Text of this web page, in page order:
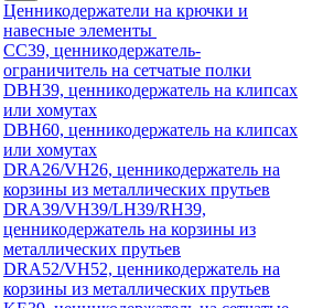
Ценникодержатели на крючки и
навесные элементы
CC39, ценникодержатель-
ограничитель на сетчатые полки
DBH39, ценникодержатель на клипсах
или хомутах
DBH60, ценникодержатель на клипсах
или хомутах
DRA26/VH26, ценникодержатель на
корзины из металлических прутьев
DRA39/VH39/LH39/RH39,
ценникодержатель на корзины из
металлических прутьев
DRA52/VH52, ценникодержатель на
корзины из металлических прутьев